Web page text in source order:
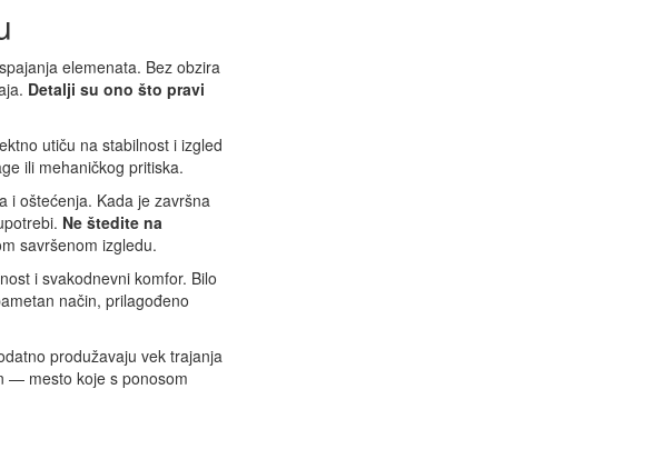
elemenata. Bez obzira
Detalji su ono što pravi
utiču na stabilnost i izgled
ili mehaničkog pritiska.
i oštećenja. Kada je završna
Ne štedite na
savršenom izgledu.
i svakodnevni komfor. Bilo
način, prilagođeno
produžavaju vek trajanja
— mesto koje s ponosom